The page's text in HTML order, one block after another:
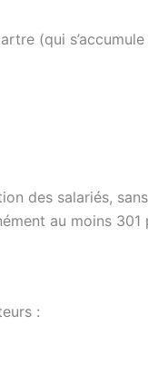
(qui
des salariés,
au moins 301
: